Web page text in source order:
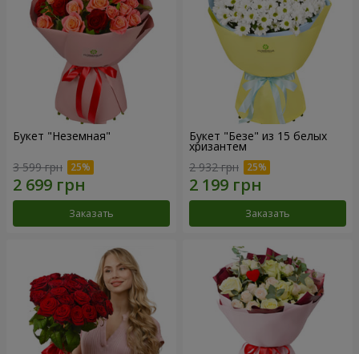
Букет "Неземная"
3 599 грн
Заказать
Букет "Безе" из 15 белых
хризантем
2 932 грн
Заказать